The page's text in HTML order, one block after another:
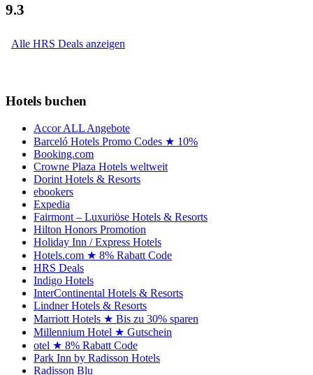
9.3
Alle HRS Deals anzeigen
Hotels buchen
Accor ALL Angebote
Barceló Hotels Promo Codes ★ 10%
Booking.com
Crowne Plaza Hotels weltweit
Dorint Hotels & Resorts
ebookers
Expedia
Fairmont – Luxuriöse Hotels & Resorts
Hilton Honors Promotion
Holiday Inn / Express Hotels
Hotels.com ★ 8% Rabatt Code
HRS Deals
Indigo Hotels
InterContinental Hotels & Resorts
Lindner Hotels & Resorts
Marriott Hotels ★ Bis zu 30% sparen
Millennium Hotel ★ Gutschein
otel ★ 8% Rabatt Code
Park Inn by Radisson Hotels
Radisson Blu